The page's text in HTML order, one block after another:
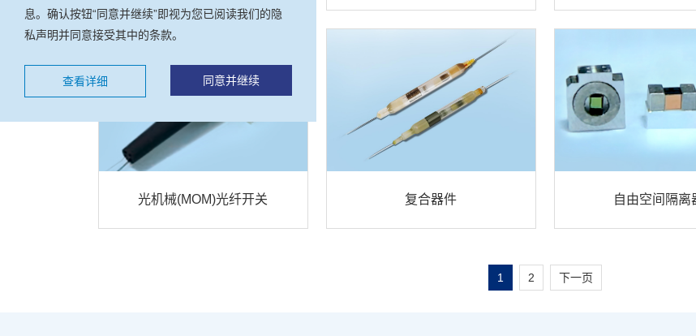
光机械(MOM)光纤开关 复合器件 自由空间隔离
1 2 下一页
息。确认按钮“同意并继续”即视为您已阅读我们的隐
私声明并同意接受其中的条款。
查看详细 同意并继续